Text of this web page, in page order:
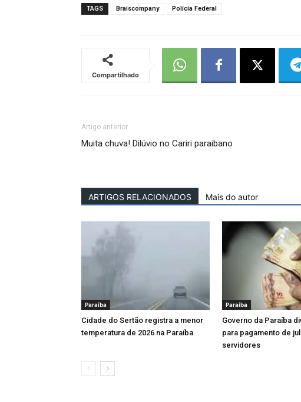
TAGS Braiscompany Polícia Federal
Compartilhado
Artigo anterior
Muita chuva! Dilúvio no Cariri paraibano
ARTIGOS RELACIONADOS Mais do autor
Paraíba
Cidade do Sertão registra a menor
temperatura de 2026 na Paraíba
Paraíba
Governo da Paraíba
para pagamento de
servidores